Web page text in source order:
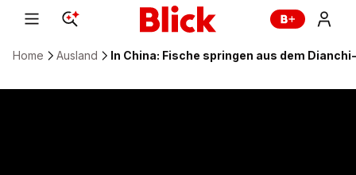
Home Ausland In China: Fische springen aus dem